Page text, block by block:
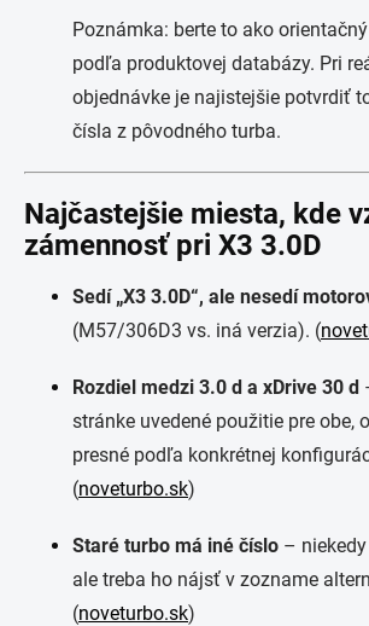
Poznámka: berte to ako
podľa produktovej databázy. Pri
objednávke je najistejšie potvrdiť
čísla z pôvodného turba.
Najčastejšie miesta, kde
zámennosť pri X3 3.0D
Sedí „X3 3.0D“, ale nesedí
(M57/306D3 vs. iná verzia). (
Rozdiel medzi 3.0 d a xDrive 30 d
stránke uvedené použitie pre obe,
presné podľa konkrétnej
(noveturbo.sk)
Staré turbo má iné číslo –
ale treba ho nájsť v zozname
(noveturbo.sk)